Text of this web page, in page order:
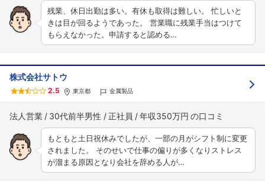
残業、休日出勤は多い。有休も取得は難しい。 忙しいと
きは目が回るようであった。 営業職に残業手当はつけて
もらえなかった。申請すると認める…
株式会社サトウ
2.5 東京都 金属製品
法人営業 30代前半男性 正社員 年収350万円
もともと土日祝休みでしたが、一部の月がシフト制に変更
されました。 そのせいで仕事の偏りが多くなりストレス
が溜まる原因となり会社を辞める人が…